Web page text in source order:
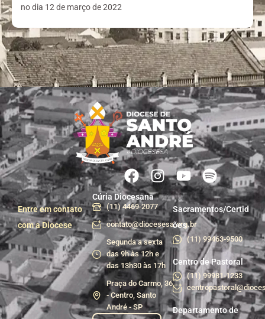
no dia 12 de março de 2022
Entre em contato
com a Diocese
Cúria Diocesana
(11) 4469-2077
contato@diocesesa.org.br
Segunda a sexta
das 9h às 12h e
das 13h30 às 17h
Praça do Carmo, 36
- Centro, Santo
André - SP
Sacramentos/Certid
ões
(11) 99463-9500
Centro de Pastoral
(11) 99981-1233
Departamento de